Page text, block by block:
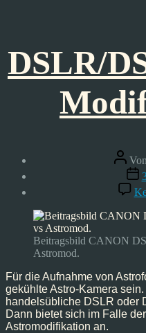
DSLR/
Von
Beitragsbild CANON
Astromod.
Für die Aufnahme von
gekühlte Astro-Kamera
handelsübliche DSLR oder
Dann bietet sich im Falle
Astromodifikation an.